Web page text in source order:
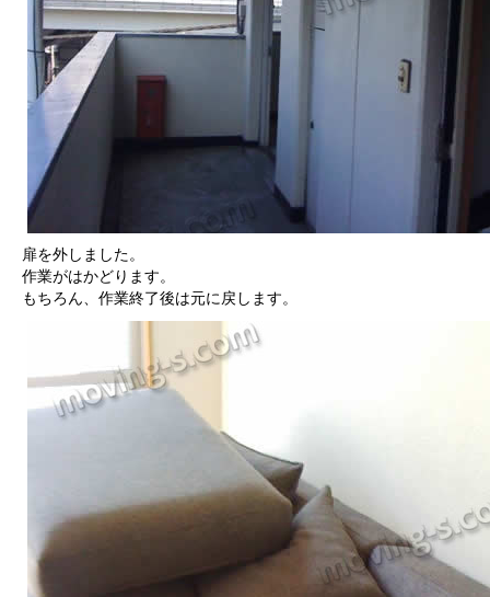
扉を外しました。
作業がはかどります。
もちろん、作業終了後は元に戻します。